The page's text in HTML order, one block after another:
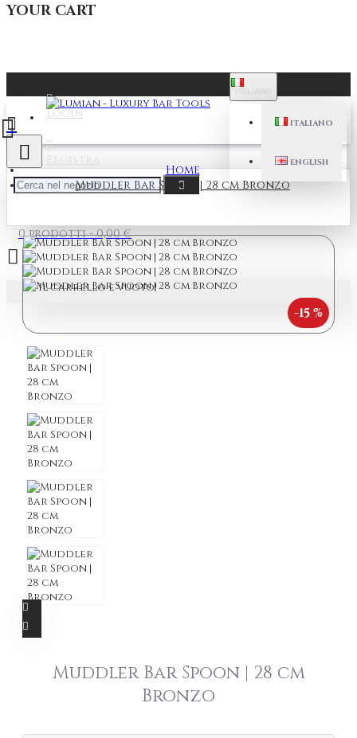
YOUR CART
Login
Registra
ITALIANO
ENGLISH
0 prodotti - 0,00 €
Il carrello è vuoto!
Home
Muddler Bar Spoon | 28 cm Bronzo
-15 %
Muddler Bar Spoon | 28 cm
Bronzo